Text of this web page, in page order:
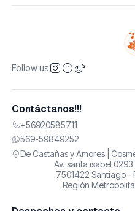
Follow us
Contáctanos!!!
+56920585711
569-59849252
De Castañas y Amores |
Av. santa isabel
7501422 Santiago -
Región